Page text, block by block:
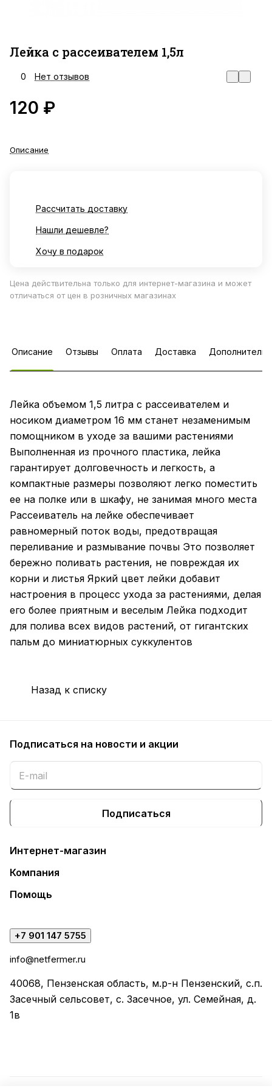
Лейка с рассеивателем 1,5л
0 Нет отзывов
120 ₽
Описание
Рассчитать доставку
Нашли дешевле?
Хочу в подарок
Цена действительна только для интернет-магазина и может
отличаться от цен в розничных магазинах
Описание Отзывы Оплата Доставка
Лейка объемом 1,5 литра с рассеивателем и
носиком диаметром 16 мм станет незаменимым
помощником в уходе за вашими растениями
Выполненная из прочного пластика, лейка
гарантирует долговечность и легкость, а
компактные размеры позволяют легко поместить
ее на полке или в шкафу, не занимая много места
Рассеиватель на лейке обеспечивает
равномерный поток воды, предотвращая
переливание и размывание почвы Это позволяет
бережно поливать растения, не повреждая их
корни и листья Яркий цвет лейки добавит
настроения в процесс ухода за растениями, делая
его более приятным и веселым Лейка подходит
для полива всех видов растений, от гигантских
пальм до миниатюрных суккулентов
Назад к списку
Подписаться на новости и акции
Подписаться
Интернет-магазин
Компания
Помощь
+7 901 147 5755
info@netfermer.ru
40068, Пензенская область, м.р-н Пензенский, с.п.
Засечный сельсовет, с. Засечное, ул. Семейная, д.
1в